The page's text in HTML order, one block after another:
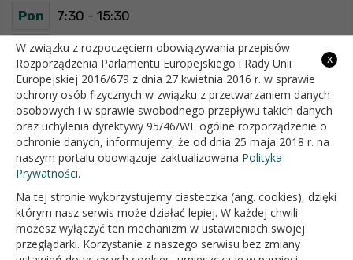
Pon 7:30 - 15:30
Wt 7:30 - 15:30
Śr 7:30 - 15:30
Czw 7:30 - 15:30
Pt 7:30 - 15:30
OFICJALNY SERWIS INTERNETOWY GMINY BIAŁOPOLE
x
W związku z rozpoczęciem obowiązywania przepisów
Rozporządzenia Parlamentu Europejskiego i Rady Unii
Europejskiej 2016/679 z dnia 27 kwietnia 2016 r. w sprawie
ochrony osób fizycznych w związku z przetwarzaniem danych
osobowych i w sprawie swobodnego przepływu takich danych
oraz uchylenia dyrektywy 95/46/WE ogólne rozporządzenie o
ochronie danych, informujemy, że od dnia 25 maja 2018 r. na
naszym portalu obowiązuje zaktualizowana Polityka
Prywatności.
Na tej stronie wykorzystujemy ciasteczka (ang. cookies), dzięki
którym nasz serwis może działać lepiej. W każdej chwili
możesz wyłączyć ten mechanizm w ustawieniach swojej
przeglądarki. Korzystanie z naszego serwisu bez zmiany